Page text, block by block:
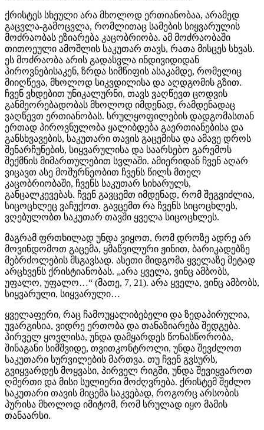
ქრისტეს სხეული არა მხოლოდ ერთიანობაა, არამედ
გაცვლა-გამოცვლა, რომლითაც სამების სიყვარულის
მოძრაობას ეზიარება კაცობრიობა. ამ მოძრაობაში
თითოეული ამოშლის საკუთარ თავს, რათა მისცეს სხვას.
ეს მოძრაობა არის გადასვლა ინდივიდიდან
პიროვნებისაკენ, ზრდა სიმწიფის ასაკამდე, რომელიც
მიიღწევა, მხოლოდ სიკვდილისა და აღდგომის გზით.
ჩვენ ვხდებით უნიკალურნი, თავს ვაღწევთ ცოდვის
განმეორებადობას მხოლოდ იმდენად, რამდენადაც
ვაღწევთ ერთიანობას. სრულყოფილების დადგომასთან
ერთად პიროვნულობა ყალიბდება გაერთიანებისა და
განსხვავების, საკუთარი თავის გაცემისა და ამავე დროს
შენარჩუნების, სიყვარულისა და საარსებო გარემოს
შექმნის მიმართულებით სვლაში. ამიერიდან ჩვენ აღარ
ვიცავთ ასე მოშურნეობით ჩვენს წილს მთელ
კაცობრიობაში, ჩვენს საკუთარ სიხარულს,
განცალკევებას. ჩვენ გავცემთ იმდენად, რომ შეგვიძლია,
სიცოცხლეც ვაჩუქოთ. გავცემთ რა ჩვენს სიცოცხლეს,
ვღებულობთ საკუთარ თავში ყველა სიცოცხლეს.
მაგრამ ფრთხილად უნდა ვიყოთ, რომ დროზე ადრე არ
მოვინდომოთ გაცემა, ყმაწვილური ჟინით, ბარიკადებზე
მებრძოლების მსგავსად. ასეთი მიდგომა ყველაზე მეტად
არცხვენს ქრისტიანობას. „არა ყველა, ვინც ამბობს,
უფალო, უფალო…“ (მათე, 7, 21). არა ყველა, ვინც ამბობს,
სიყვარული, სიყვარული…
ყველაფერი, რაც ჩამოუყალიბებელი და ზედაპირულია,
უვარგისია, ვიდრე ერთობა და თანაზიარება შედგება.
პირველ ყოვლისა, უნდა დამყარდეს წონასწორობა,
შინაგანი სიმშვიდე, თვითკონტროლი, უნდა შევძლოთ
საკუთარი სურვილების მართვა. თუ ჩვენ გვსურს,
გვიყვარდეს მოყვასი, პირველ რიგში, უნდა შევიყვაროთ
ღმერთი და მისი სულიერი მოძღვრება. ქრისტემ შეძლო
საკუთარი თავის მიცემა საკვებად, როგორც არსობის
პურისა მხოლოდ იმიტომ, რომ სრულად იყო მამის
თანაარსი.